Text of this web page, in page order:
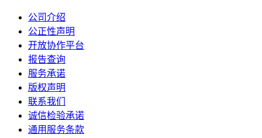
公司介绍
公正性声明
开放协作平台
报告查询
服务承诺
版权声明
联系我们
诚信检验承诺
通用服务条款